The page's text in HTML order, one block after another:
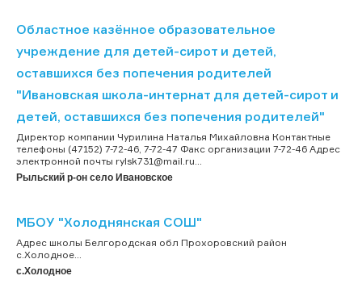
Областное казённое образовательное
учреждение для детей-сирот и детей,
оставшихся без попечения родителей
"Ивановская школа-интернат для детей-сирот и
детей, оставшихся без попечения родителей"
Директор компании Чурилина Наталья Михайловна Контактные
телефоны (47152) 7-72-46, 7-72-47 Факс организации 7-72-46 Адрес
электронной почты rylsk731@mail.ru...
Рыльский р-он село Ивановское
МБОУ "Холоднянская СОШ"
Адрес школы Белгородская обл Прохоровский район
с.Холодное...
с.Холодное